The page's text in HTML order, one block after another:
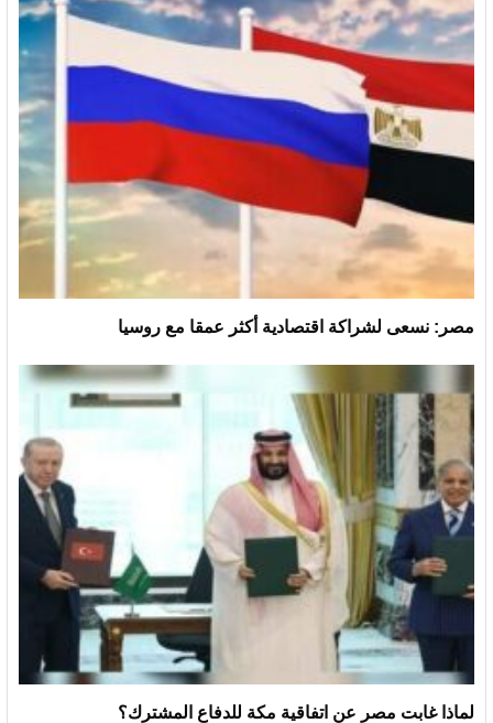
مصر: نسعى لشراكة اقتصادية أكثر عمقا مع روسيا
لماذا غابت مصر عن اتفاقية مكة للدفاع المشترك؟